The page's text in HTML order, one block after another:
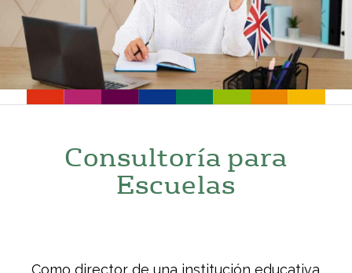
Consultoría para
Escuelas
Como director de una institución educativa